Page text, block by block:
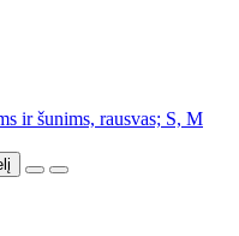
ir šunims, rausvas; S, M